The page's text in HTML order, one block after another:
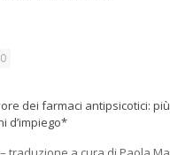
dei farmaci antipsicotici:
d’impiego*